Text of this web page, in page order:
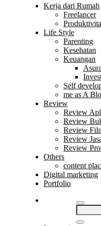
Kerja dari Rumah
Freelancer
Life Style
Parenting
Kesehatan
Keuangan
Self
me as A
Review
Review
Review
Review
Review
Review
Others
content
Digital marketing
Portfolio
Search
for: